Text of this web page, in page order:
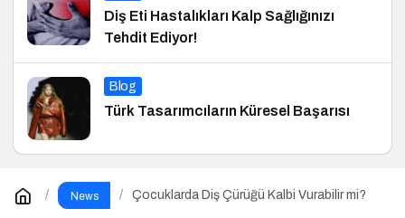
Diş Eti Hastalıkları Kalp Sağlığınızı
Tehdit Ediyor!
Blog
Türk Tasarımcıların Küresel Başarısı
News Çocuklarda Diş Çürüğü Kalbi Vurabilir mi?